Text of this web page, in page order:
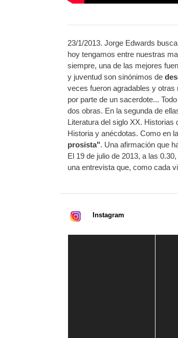
23/1/2013. Jorge Edwards
hoy tengamos entre nuestras
siempre, una de las mejores
y juventud son sinónimos de
veces fueron agradables y otras
por parte de un sacerdote...
dos obras. En la segunda de
Literatura del siglo XX. Historias
Historia y anécdotas. Como en
prosista". Una afirmación que
El 19 de julio de 2013, a las
una entrevista que, como cada
Instagram